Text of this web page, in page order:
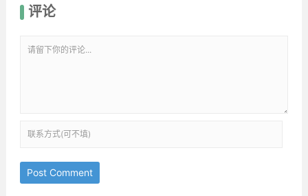
评论
Post Comment